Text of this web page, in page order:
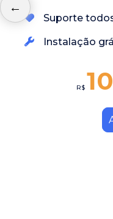
Suporte
Instalação
R$